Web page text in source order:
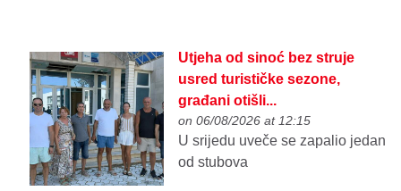
Utjeha od sinoć bez struje
usred turističke sezone,
građani otišli...
on 06/08/2026 at 12:15
U srijedu uveče se zapalio jedan
od stubova